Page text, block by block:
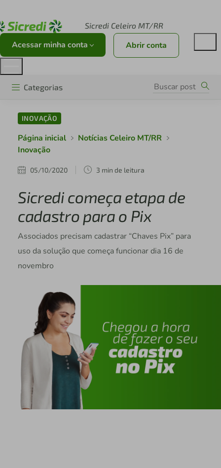
Sicredi Celeiro MT/RR
Acessar minha conta Abrir conta
Categorias
INOVAÇÃO
Página inicial
Notícias Celeiro MT/RR
Inovação
05/10/2020 3 min de leitura
Sicredi começa etapa de
cadastro para o Pix
Associados precisam cadastrar “Chaves Pix” para
uso da solução que começa funcionar dia 16 de
novembro